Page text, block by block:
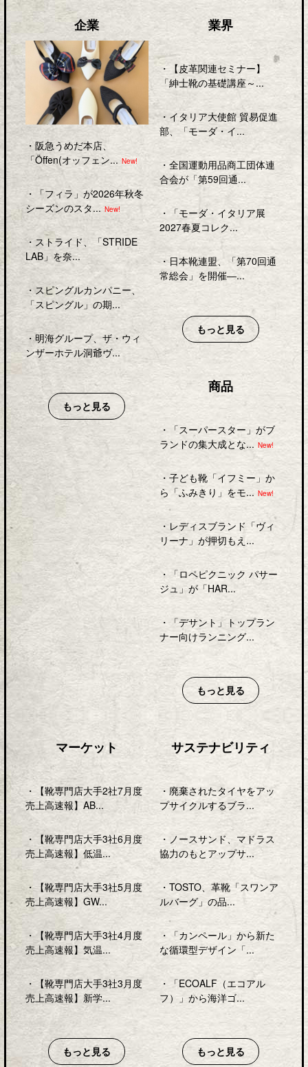
企業
・阪急うめだ本店、
「Öffen(オッフェン... New!
・ 「フィラ」が2026年秋冬
シーズンのスタ... New!
・ストライド、「STRIDE
LAB」を奈...
・ スピングルカンパニー、
「スピングル」の期...
・明海グループ、ザ・ウィ
ンザーホテル洞爺ヴ...
もっと見る
業界
・ 【皮革関連セミナー】
「紳士靴の基礎講座～...
・ イタリア大使館 貿易促進
部、「モーダ・イ...
・ 全国運動用品商工団体連
合会が「第59回通...
・
「モーダ・イタリア展
2027春夏コレク...
・日本靴連盟、「第70回通
常総会」を開催―...
もっと見る
商品
・
「スーパースター」がブ
ランドの集大成とな... New!
・ 子ども靴「イフミー」か
ら「ふみきり」をモ... New!
・ レディスブランド「ヴィ
リーナ」が押切もえ...
・ 「ロペピクニック パサー
ジュ」が「HAR...
・
「デサント」トップラン
ナー向けランニング...
もっと見る
マーケット
・ 【靴専門店大手2社7月度
売上高速報】AB...
・ 【靴専門店大手3社6月度
売上高速報】低温...
・ 【靴専門店大手3社5月度
売上高速報】GW...
・ 【靴専門店大手3社4月度
売上高速報】気温...
・ 【靴専門店大手3社3月度
売上高速報】新学...
もっと見る
サステナビリティ
・ 廃棄されたタイヤをアッ
プサイクルするブラ...
・ ノースサンド、マドラス
協力のもとアップサ...
・ TOSTO、革靴「スワンア
ルバーグ」の品...
・
「カンペール」から新た
な循環型デザイン「...
・
「ECOALF（エコアル
フ）」から海洋ゴ...
もっと見る